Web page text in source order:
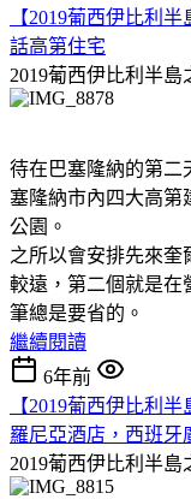
【2019葡西伊比利
話高第住宅
2019葡西伊比利半島
待在巴塞隆納的第二
塞隆納市內四大高第
公園。
之所以會安排先來奎
較遠，第二個就是在
筆總是要省的。
繼續閱讀
6年前
【2019葡西伊比利
羅尼亞酒店，西班牙
2019葡西伊比利半島